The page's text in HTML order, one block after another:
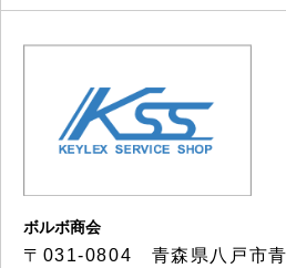
ボルボ商会
〒031-0804 青森県八戸市